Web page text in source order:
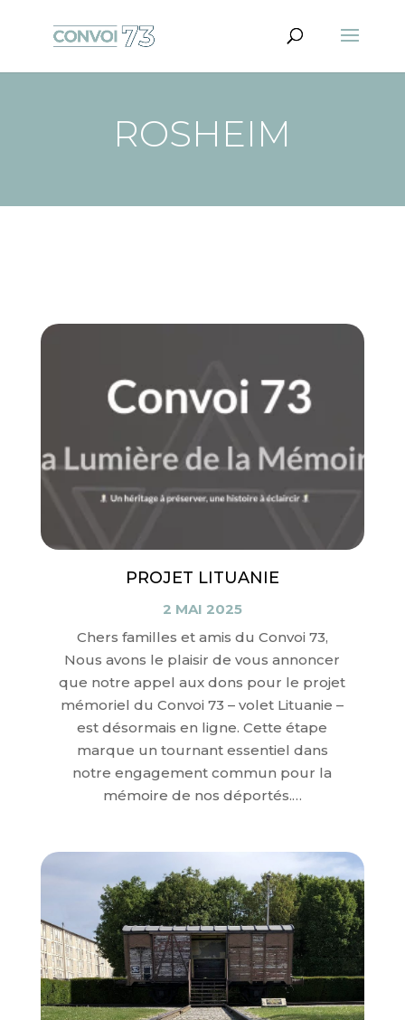
ROSHEIM
PROJET LITUANIE
2 MAI 2025
Chers familles et amis du Convoi 73,
Nous avons le plaisir de vous annoncer
que notre appel aux dons pour le projet
mémoriel du Convoi 73 – volet Lituanie –
est désormais en ligne. Cette étape
marque un tournant essentiel dans
notre engagement commun pour la
mémoire de nos déportés.…